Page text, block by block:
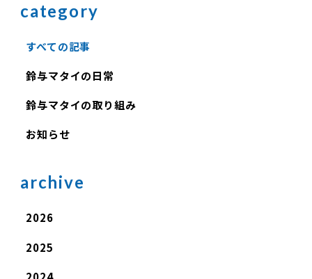
category
すべての記事
鈴与マタイの日常
鈴与マタイの取り組み
お知らせ
archive
2026
2025